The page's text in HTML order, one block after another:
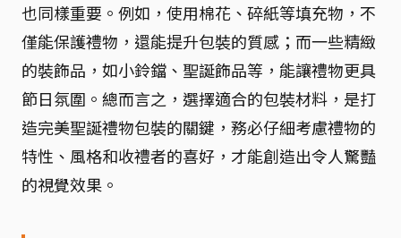
也同樣重要。例如，使用棉花、碎紙等填充物，不
僅能保護禮物，還能提升包裝的質感；而一些精緻
的裝飾品，如小鈴鐺、聖誕飾品等，能讓禮物更具
節日氛圍。總而言之，選擇適合的包裝材料，是打
造完美聖誕禮物包裝的關鍵，務必仔細考慮禮物的
特性、風格和收禮者的喜好，才能創造出令人驚豔
的視覺效果。